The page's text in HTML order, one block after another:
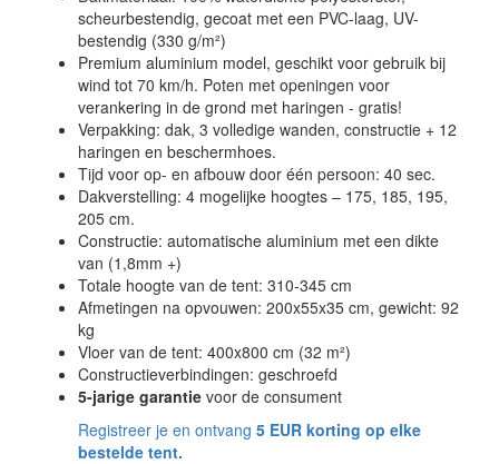
scheurbestendig, gecoat met een PVC-laag, UV-
bestendig (330 g/m²)
Premium aluminium model, geschikt voor gebruik bij
wind tot 70 km/h. Poten met openingen voor
verankering in de grond met haringen - gratis!
Verpakking: dak, 3 volledige wanden, constructie + 12
haringen en beschermhoes.
Tijd voor op- en afbouw door één persoon: 40 sec.
Dakverstelling: 4 mogelijke hoogtes – 175, 185, 195,
205 cm.
Constructie: automatische aluminium met een dikte
van (1,8mm +)
Totale hoogte van de tent: 310-345 cm
Afmetingen na opvouwen: 200x55x35 cm, gewicht: 92
kg
Vloer van de tent: 400x800 cm (32 m²)
Constructieverbindingen: geschroefd
5-jarige garantie voor de consument
Registreer je en ontvang 5 EUR korting op elke
bestelde tent.